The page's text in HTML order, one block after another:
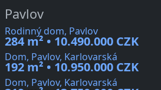
Pavlov
Rodinný dom, Pavlov
284 m² • 10.490.000 CZK
Dom, Pavlov, Karlovarská
192 m² • 10.950.000 CZK
Dom, Pavlov, Karlovarská